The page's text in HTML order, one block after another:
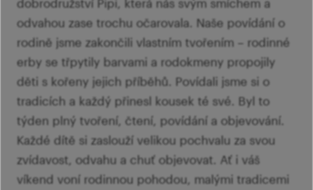
odvahou zase trochu očarovala. Naše povídání o
rodině jsme zakončili vlastním tvořením – rodinné
erby se třpytily barvami a rodokmeny propojily
děti s kořeny jejich příběhů. Povídali jsme si o
tradicích a každý přinesl kousek té své. Byl to
týden plný tvoření, čtení, povídání a objevování.
Každé dítě si zaslouží velikou pochvalu za svou
zvídavost, odvahu a chuť objevovat. Ať i váš
víkend voní rodinnou pohodou, malými tradicemi